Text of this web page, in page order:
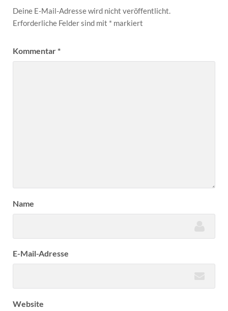
Deine E-Mail-Adresse wird nicht veröffentlicht.
Erforderliche Felder sind mit * markiert
Kommentar*
Name
E-Mail-Adresse
Website